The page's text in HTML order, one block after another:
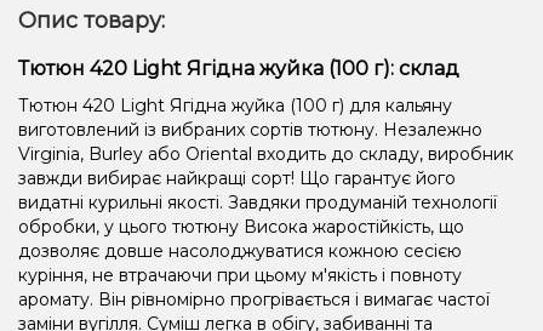
Опис товару:
Тютюн 420 Light Ягідна жуйка (100 г): склад
Тютюн 420 Light Ягідна жуйка (100 г) для кальяну
виготовлений із вибраних сортів тютюну. Незалежно
Virginia, Burley або Oriental входить до складу, виробник
завжди вибирає найкращі сорт! Що гарантує його
видатні курильні якості. Завдяки продуманій технології
обробки, у цього тютюну Висока жаростійкість, що
дозволяє довше насолоджуватися кожною сесією
куріння, не втрачаючи при цьому м'якість і повноту
аромату. Він рівномірно прогрівається і вимагає частої
заміни вугілля. Суміш легка в обігу, забиванні та